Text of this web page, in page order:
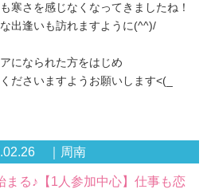
寒さを感じなくなってきましたね！
出逢いも訪れますように(^^)/
になられた方をはじめ
ださいますようお願いします<(_
｜周南
まる♪【1人参加中心】仕事も恋